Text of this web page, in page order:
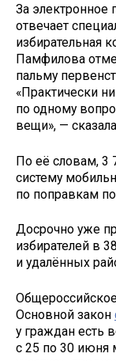
За электронное
отвечает
избирательная
Памфилова
пальму
«Практически
по одному
вещи», —
По её словам, 3
систему
по поправкам
Досрочно уже
избирателей в
и удалённых
Основной закон
у граждан есть
с 25 по 30 июня